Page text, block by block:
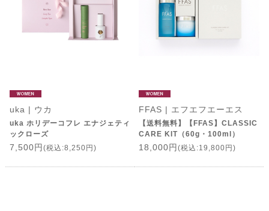
uka | ウカ
uka ホリデーコフレ エナジェティ
ックローズ
7,500円 (税込:8,250円)
FFAS | エフエフエーエス
【送料無料】【FFAS】CLASSIC
CARE KIT（60g・100ml）
18,000円 (税込:19,800円)